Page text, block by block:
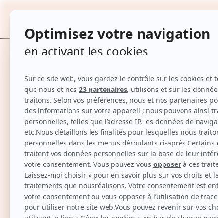
Déodorant anti-transpirant anti-bactérien 72 h -
Déodorant anti-transpirant anti-bactérien